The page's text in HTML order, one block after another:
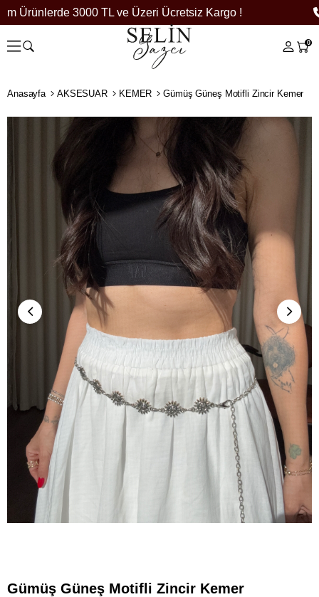
Ürünlerde 3000 TL ve Üzeri Ücretsiz Kargo !
0
Anasayfa AKSESUAR KEMER Gümüş Güneş Motifli Zincir Kemer
Gümüş Güneş Motifli Zincir Kemer